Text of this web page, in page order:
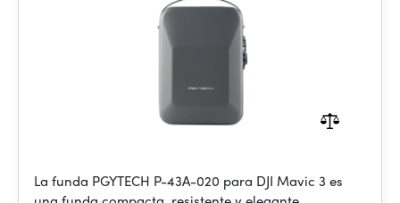
La funda PGYTECH P-43A-020 para DJI Mavic 3 es